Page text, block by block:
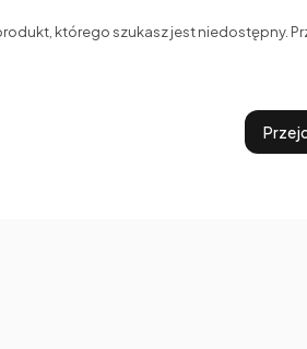
którego szukasz jest niedostępny.